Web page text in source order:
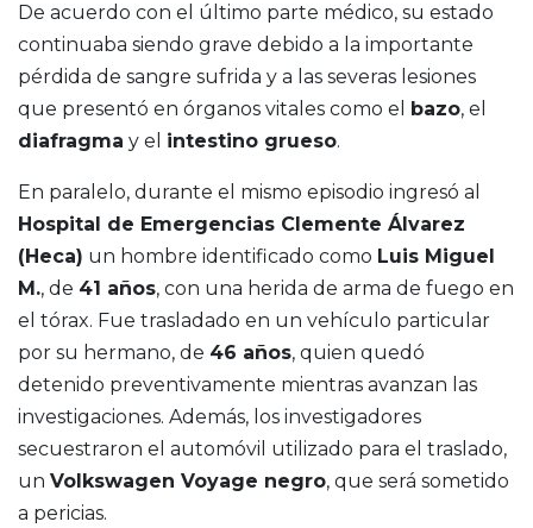
De acuerdo con el último parte médico, su estado
continuaba siendo grave debido a la importante
pérdida de sangre sufrida y a las severas lesiones
que presentó en órganos vitales como el bazo, el
diafragma y el intestino grueso.
En paralelo, durante el mismo episodio ingresó al
Hospital de Emergencias Clemente Álvarez
(Heca) un hombre identificado como Luis Miguel
M., de 41 años, con una herida de arma de fuego en
el tórax. Fue trasladado en un vehículo particular
por su hermano, de 46 años, quien quedó
detenido preventivamente mientras avanzan las
investigaciones. Además, los investigadores
secuestraron el automóvil utilizado para el traslado,
un Volkswagen Voyage negro, que será sometido
a pericias.